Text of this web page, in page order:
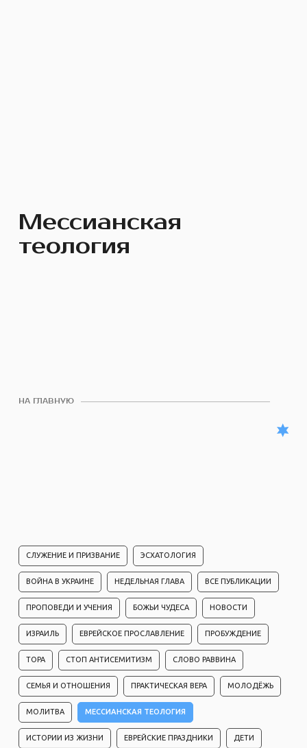
Мессианская
теология
НА ГЛАВНУЮ
СЛУЖЕНИЕ И ПРИЗВАНИЕ ЭСХАТОЛОГИЯ
ВОЙНА В УКРАИНЕ НЕДЕЛЬНАЯ ГЛАВА ВСЕ ПУБЛИКАЦИИ
ПРОПОВЕДИ И УЧЕНИЯ БОЖЬИ ЧУДЕСА НОВОСТИ
ИЗРАИЛЬ ЕВРЕЙСКОЕ ПРОСЛАВЛЕНИЕ ПРОБУЖДЕНИЕ
ТОРА СТОП АНТИСЕМИТИЗМ СЛОВО РАВВИНА
СЕМЬЯ И ОТНОШЕНИЯ ПРАКТИЧЕСКАЯ ВЕРА МОЛОДЁЖЬ
МОЛИТВА МЕССИАНСКАЯ ТЕОЛОГИЯ
ИСТОРИИ ИЗ ЖИЗНИ ЕВРЕЙСКИЕ ПРАЗДНИКИ ДЕТИ